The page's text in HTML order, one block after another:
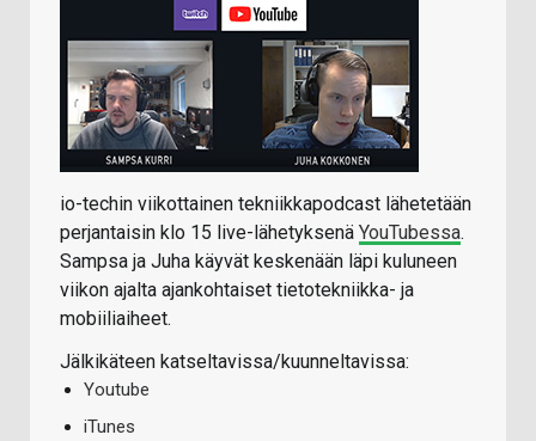
io-techin viikottainen tekniikkapodcast lähetetään
perjantaisin klo 15 live-lähetyksenä YouTubessa.
Sampsa ja Juha käyvät keskenään läpi kuluneen
viikon ajalta ajankohtaiset tietotekniikka- ja
mobiiliaiheet.
Jälkikäteen katseltavissa/kuunneltavissa:
Youtube
iTunes